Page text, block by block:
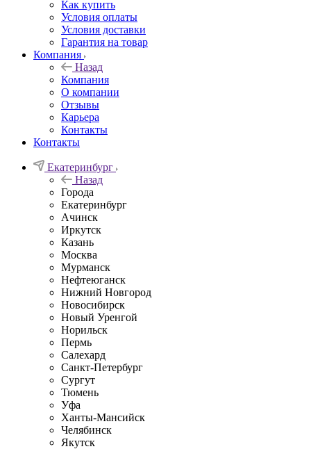
Как купить
Условия оплаты
Условия доставки
Гарантия на товар
Компания
Назад
Компания
О компании
Отзывы
Карьера
Контакты
Контакты
Екатеринбург
Назад
Города
Екатеринбург
Ачинск
Иркутск
Казань
Москва
Мурманск
Нефтеюганск
Нижний Новгород
Новосибирск
Новый Уренгой
Норильск
Пермь
Салехард
Санкт-Петербург
Сургут
Тюмень
Уфа
Ханты-Мансийск
Челябинск
Якутск